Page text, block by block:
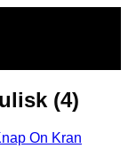
(4)
On Kran